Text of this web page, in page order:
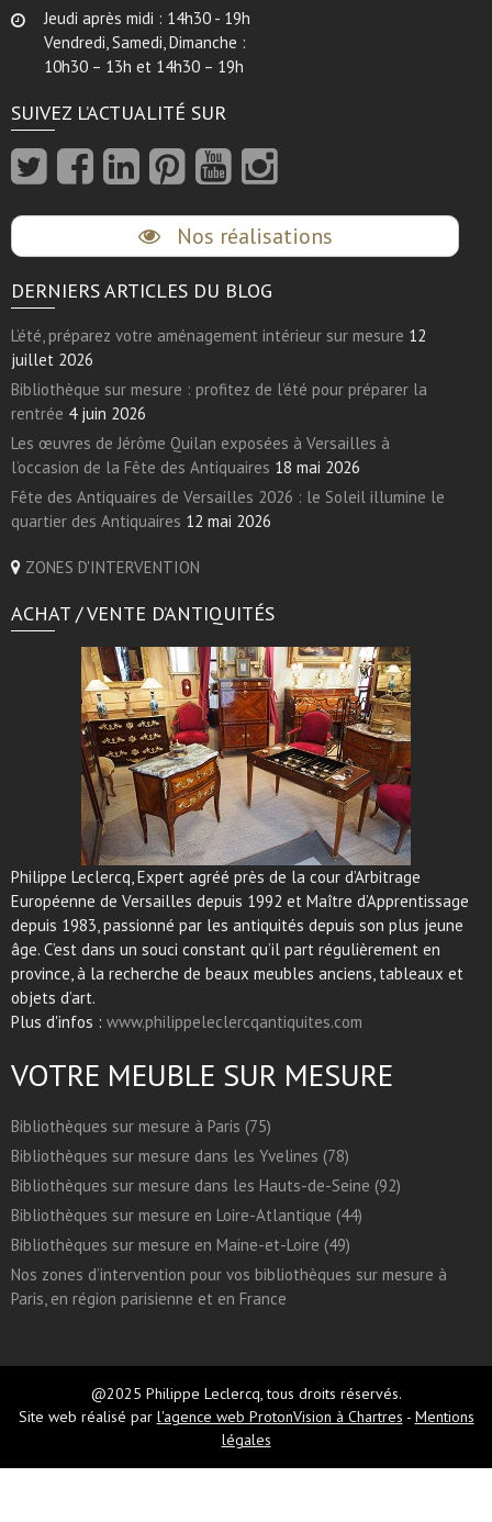
Jeudi après midi : 14h30 - 19h
Vendredi, Samedi, Dimanche :
10h30 – 13h et 14h30 – 19h
SUIVEZ L’ACTUALITÉ SUR
Nos réalisations
DERNIERS ARTICLES DU BLOG
L’été, préparez votre aménagement intérieur sur mesure 12
juillet 2026
Bibliothèque sur mesure : profitez de l’été pour préparer la
rentrée 4 juin 2026
Les œuvres de Jérôme Quilan exposées à Versailles à
l’occasion de la Fête des Antiquaires 18 mai 2026
Fête des Antiquaires de Versailles 2026 : le Soleil illumine le
quartier des Antiquaires 12 mai 2026
ZONES D'INTERVENTION
ACHAT / VENTE D’ANTIQUITÉS
Philippe Leclercq, Expert agréé près de la cour d’Arbitrage
Européenne de Versailles depuis 1992 et Maître d’Apprentissage
depuis 1983, passionné par les antiquités depuis son plus jeune
âge. C’est dans un souci constant qu’il part régulièrement en
province, à la recherche de beaux meubles anciens, tableaux et
objets d’art.
Plus d'infos : www.philippeleclercqantiquites.com
VOTRE MEUBLE SUR MESURE
Bibliothèques sur mesure à Paris (75)
Bibliothèques sur mesure dans les Yvelines (78)
Bibliothèques sur mesure dans les Hauts-de-Seine (92)
Bibliothèques sur mesure en Loire-Atlantique (44)
Bibliothèques sur mesure en Maine-et-Loire (49)
Nos zones d’intervention pour vos bibliothèques sur mesure à
Paris, en région parisienne et en France
@2025 Philippe Leclercq, tous droits réservés.
Site web réalisé par l'agence web ProtonVision à Chartres - Mentions
légales